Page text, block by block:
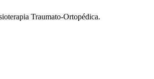
Traumato-Ortopédica.​